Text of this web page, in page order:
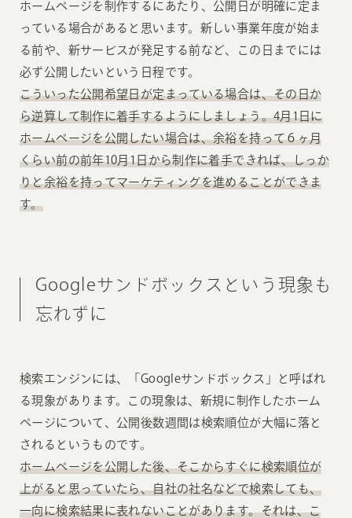
ホームページを制作するにあたり、公開日が明確に定ま
っている場合があると思います。新しい事業年度が始ま
る前や、新サービスが発足する前など、この日までには
必ず公開したいという日程です。
こういった公開希望日が定まっている場合は、その日か
ら逆算して制作に着手するようにしましょう。4月1日に
ホームページを公開したい場合は、余裕を持って６ヶ月
くらい前の前年10月1日から制作に着手できれば、しっか
りと余裕を持ってマーケティングを進めることができま
す。
Googleサンドボックスという現象も
忘れずに
検索エンジンには、「Googleサンドボックス」と呼ばれ
る現象があります。この現象は、新規に制作したホーム
ページについて、公開後数週間は検索順位が大幅に落と
されるというものです。
ホームページを公開した後、そこからすぐに検索順位が
上がると思っていたら、自社の社名などで検索しても、
一向に検索結果に表れないことがあります。それは、こ